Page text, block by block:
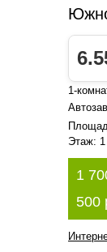
1-
Этаж: 1
1
500